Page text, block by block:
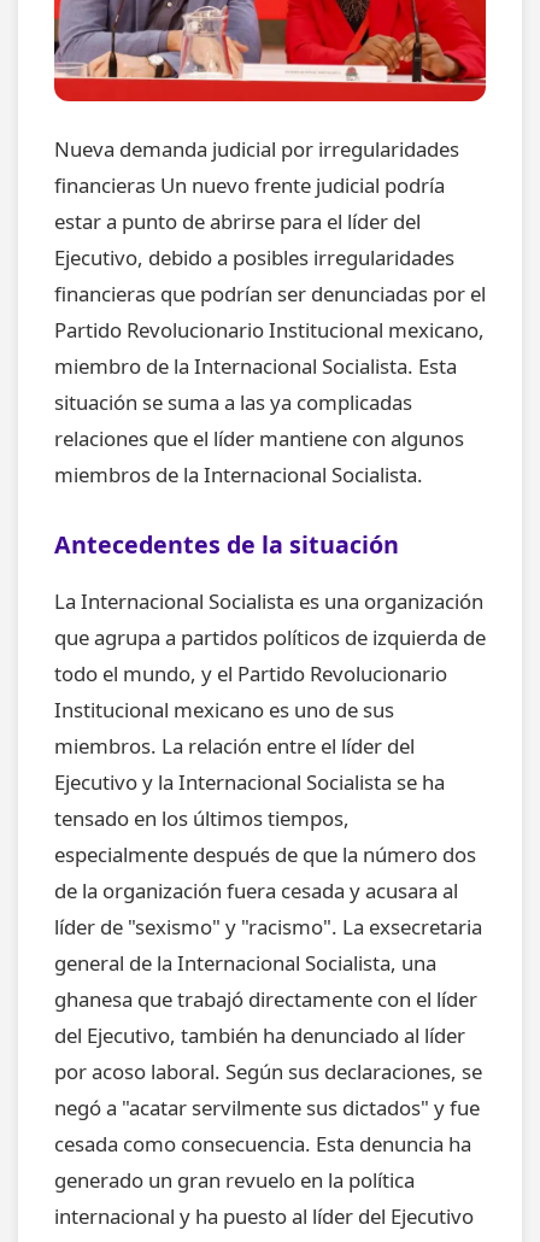
Nueva demanda judicial por irregularidades
financieras Un nuevo frente judicial podría
estar a punto de abrirse para el líder del
Ejecutivo, debido a posibles irregularidades
financieras que podrían ser denunciadas por el
Partido Revolucionario Institucional mexicano,
miembro de la Internacional Socialista. Esta
situación se suma a las ya complicadas
relaciones que el líder mantiene con algunos
miembros de la Internacional Socialista.
Antecedentes de la situación
La Internacional Socialista es una organización
que agrupa a partidos políticos de izquierda de
todo el mundo, y el Partido Revolucionario
Institucional mexicano es uno de sus
miembros. La relación entre el líder del
Ejecutivo y la Internacional Socialista se ha
tensado en los últimos tiempos,
especialmente después de que la número dos
de la organización fuera cesada y acusara al
líder de "sexismo" y "racismo". La exsecretaria
general de la Internacional Socialista, una
ghanesa que trabajó directamente con el líder
del Ejecutivo, también ha denunciado al líder
por acoso laboral. Según sus declaraciones, se
negó a "acatar servilmente sus dictados" y fue
cesada como consecuencia. Esta denuncia ha
generado un gran revuelo en la política
internacional y ha puesto al líder del Ejecutivo